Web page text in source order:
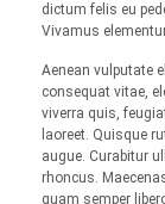
dictum felis eu
Vivamus
Aenean vulputate
consequat vitae,
viverra quis,
laoreet. Quisque
augue. Curabitur
rhoncus.
quam semper